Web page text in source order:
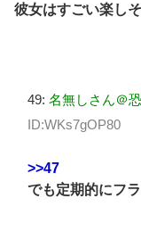
彼女はすごい楽し
49: 名無しさん＠
ID:WKs7gOP80
>>47
でも定期的にフ